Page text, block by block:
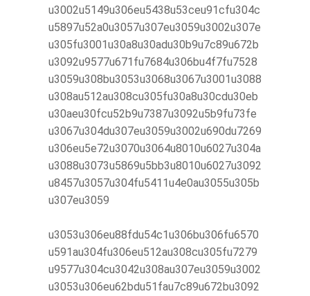
u3002u5149u306eu5438u53ceu91cfu304c
u5897u52a0u3057u307eu3059u3002u307e
u305fu3001u30a8u30adu30b9u7c89u672b
u3092u9577u671fu7684u306bu4f7fu7528
u3059u308bu3053u3068u3067u3001u3088
u308au512au308cu305fu30a8u30cdu30eb
u30aeu30fcu52b9u7387u3092u5b9fu73fe
u3067u304du307eu3059u3002u690du7269
u306eu5e72u3070u3064u8010u6027u304a
u3088u3073u5869u5bb3u8010u6027u3092
u8457u3057u304fu5411u4e0au3055u305b
u307eu3059
u3053u306eu88fdu54c1u306bu306fu6570
u591au304fu306eu512au308cu305fu7279
u9577u304cu3042u308au307eu3059u3002
u3053u306eu62bdu51fau7c89u672bu3092